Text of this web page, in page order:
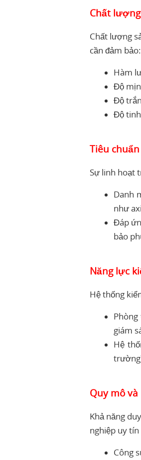
Chất
Chất lượng
cần đảm bảo:
Hàm
Độ
Độ
Độ
Tiêu
Sự linh hoạt
Danh
như
Đáp
bảo
Năng lực
Hệ thống
giám
Hệ
Quy mô
Khả năng
nghiệp uy
Công